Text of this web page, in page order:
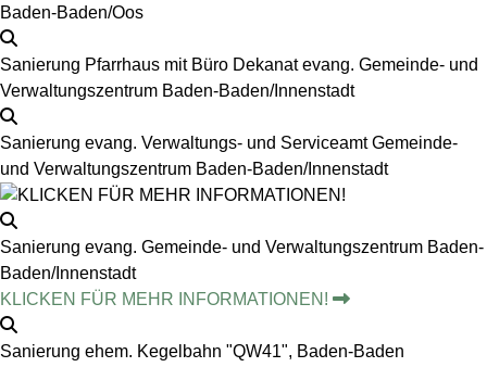
Baden-Baden/Oos
Sanierung Pfarrhaus mit Büro Dekanat evang. Gemeinde- und
Verwaltungszentrum Baden-Baden/Innenstadt
Sanierung evang. Verwaltungs- und Serviceamt Gemeinde-
und Verwaltungszentrum Baden-Baden/Innenstadt
Sanierung evang. Gemeinde- und Verwaltungszentrum Baden-
Baden/Innenstadt
KLICKEN FÜR MEHR INFORMATIONEN!
Sanierung ehem. Kegelbahn "QW41", Baden-Baden